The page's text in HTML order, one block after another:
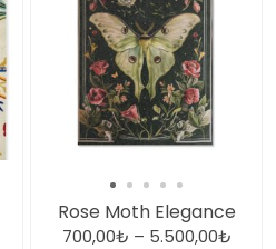
Rose Moth Elegance
700,00₺ – 5.500,00₺